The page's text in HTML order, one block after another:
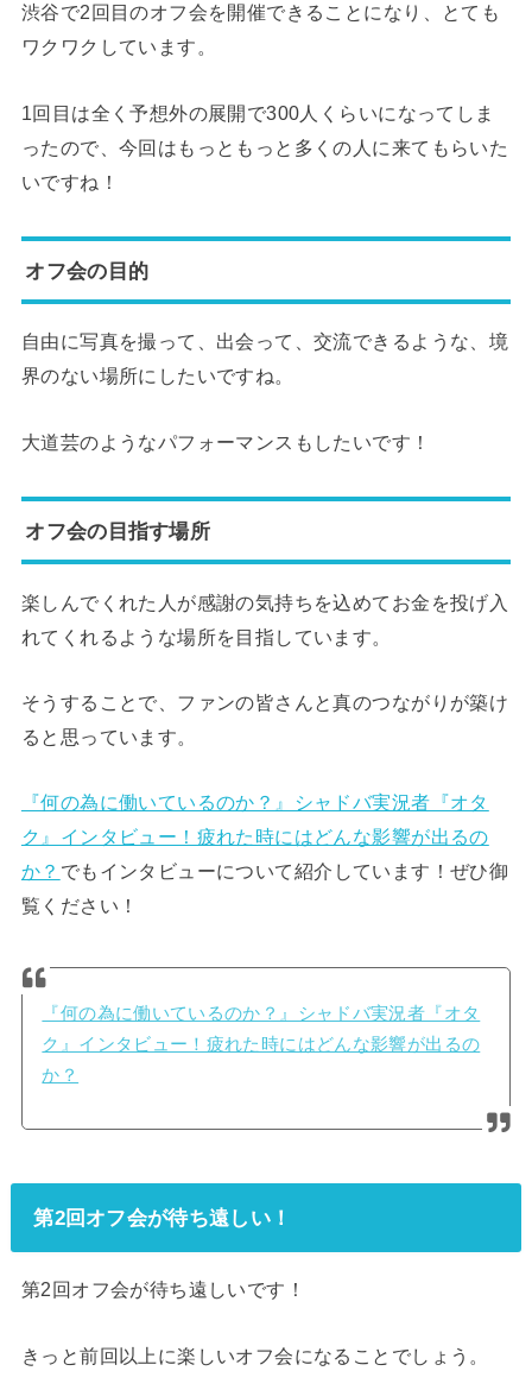
渋谷で2回目のオフ会を開催できることになり、とても
ワクワクしています。
1回目は全く予想外の展開で300人くらいになってしま
ったので、今回はもっともっと多くの人に来てもらいた
いですね！
オフ会の目的
自由に写真を撮って、出会って、交流できるような、境
界のない場所にしたいですね。
大道芸のようなパフォーマンスもしたいです！
オフ会の目指す場所
楽しんでくれた人が感謝の気持ちを込めてお金を投げ入
れてくれるような場所を目指しています。
そうすることで、ファンの皆さんと真のつながりが築け
ると思っています。
『何の為に働いているのか？』シャドバ実況者『オタ
ク』インタビュー！疲れた時にはどんな影響が出るの
か？ でもインタビューについて紹介しています！ぜひ御
覧ください！
『何の為に働いているのか？』シャドバ実況者『オタ
ク』インタビュー！疲れた時にはどんな影響が出るの
か？
第2回オフ会が待ち遠しい！
第2回オフ会が待ち遠しいです！
きっと前回以上に楽しいオフ会になることでしょう。